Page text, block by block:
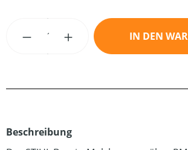
Produkt Anzahl: Gib den
IN DEN
Beschreibung